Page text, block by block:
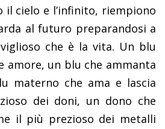
il cielo e l’infinito, riempiono
al futuro preparandosi a
che è la vita. Un blu
amore, un blu che ammanta
materno che ama e lascia
dei doni, un dono che
il più prezioso dei metalli